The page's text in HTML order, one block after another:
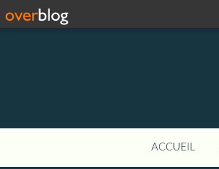
ACCUEIL